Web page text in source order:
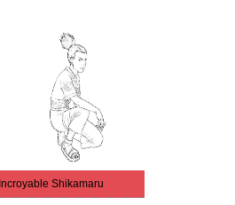
Incroyable Shikamaru